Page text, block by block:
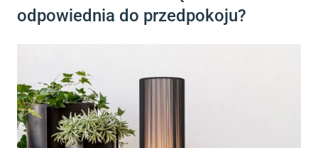
odpowiednia do przedpokoju?